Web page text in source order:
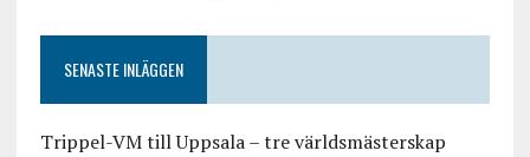
SENASTE INLÄGGEN
Trippel-VM till Uppsala – tre världsmästerskap